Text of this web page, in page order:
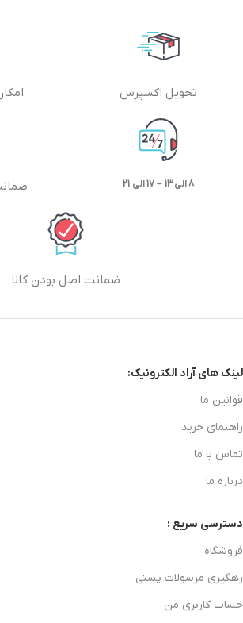
تحویل اکسپرس
8 الی13 – 17 الی 21
ضمانت اصل بودن کالا
لینک های آراد الکترونیک:
قوانین ما
راهنمای خرید
تماس با ما
درباره ما
دسترسی سریع :
فروشگاه
رهگیری مرسولات پستی
حساب کاربری من